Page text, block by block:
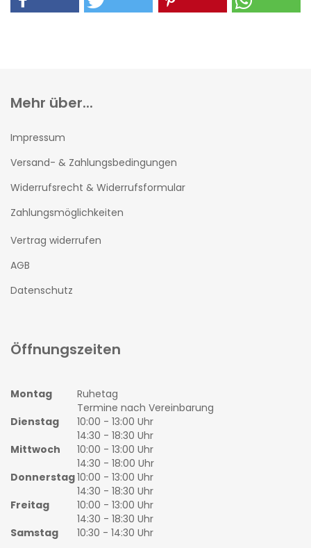
Mehr über...
Impressum
Versand- & Zahlungsbedingungen
Widerrufsrecht & Widerrufsformular
Zahlungsmöglichkeiten
Vertrag widerrufen
AGB
Datenschutz
Öffnungszeiten
Montag
Ruhetag
Termine nach Vereinbarung
Dienstag
10:00 - 13:00 Uhr
14:30 - 18:30 Uhr
Mittwoch
10:00 - 13:00 Uhr
14:30 - 18:00 Uhr
Donnerstag10:00 - 13:00 Uhr
14:30 - 18:30 Uhr
Freitag
10:00 - 13:00 Uhr
14:30 - 18:30 Uhr
Samstag
10:30 - 14:30 Uhr